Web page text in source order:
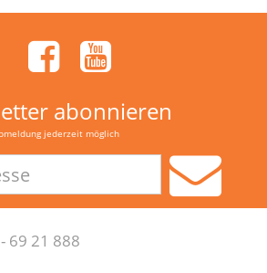
abonnieren
jederzeit möglich
69 21 888